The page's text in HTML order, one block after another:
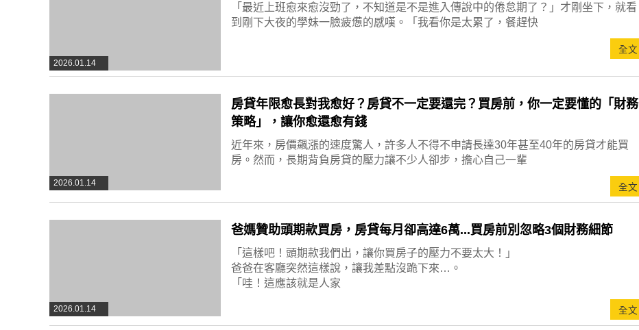
2026.01.14
「最近上班愈來愈沒勁了，不知道是不是進入傳說中的倦怠期了？」才剛坐下，就看
到剛下大夜的學妹一臉疲憊的感嘆。「我看你是太累了，餐趕快
全文
2026.01.14
房貸年限愈長對我愈好？房貸不一定要還完？買房前，你一定要懂的「財務
策略」，讓你愈還愈有錢
近年來，房價飆漲的速度驚人，許多人不得不申請長達30年甚至40年的房貸才能買
房。然而，長期背負房貸的壓力讓不少人卻步，擔心自己一輩
全文
2026.01.14
爸媽贊助頭期款買房，房貸每月卻高達6萬...買房前別忽略3個財務細節
「這樣吧！頭期款我們出，讓你買房子的壓力不要太大！」
爸爸在客廳突然這樣說，讓我差點沒跪下來…。
「哇！這應該就是人家
全文